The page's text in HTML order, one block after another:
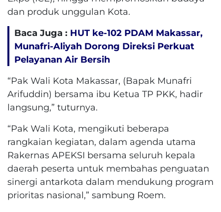
dan produk unggulan Kota.
Baca Juga : HUT ke-102 PDAM Makassar,
Munafri-Aliyah Dorong Direksi Perkuat
Pelayanan Air Bersih
“Pak Wali Kota Makassar, (Bapak Munafri
Arifuddin) bersama ibu Ketua TP PKK, hadir
langsung,” tuturnya.
“Pak Wali Kota, mengikuti beberapa
rangkaian kegiatan, dalam agenda utama
Rakernas APEKSI bersama seluruh kepala
daerah peserta untuk membahas penguatan
sinergi antarkota dalam mendukung program
prioritas nasional,” sambung Roem.